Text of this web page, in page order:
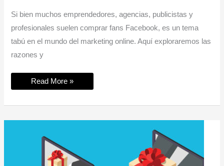
Si bien muchos emprendedores, agencias, publicistas y
profesionales suelen comprar fans Facebook, es un tema
tabú en el mundo del marketing online. Aquí exploraremos las
razones y
Comprar
Read More »